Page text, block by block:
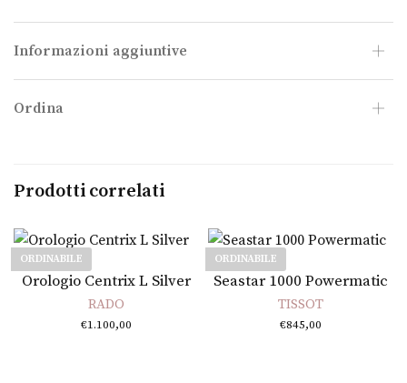
Informazioni aggiuntive
Ordina
Prodotti correlati
ORDINABILE
Leggi tutto
Orologio Centrix L Silver
RADO
€1.100,00
ORDINABILE
Leggi tutto
Seastar 1000 Powermatic
TISSOT
€845,00